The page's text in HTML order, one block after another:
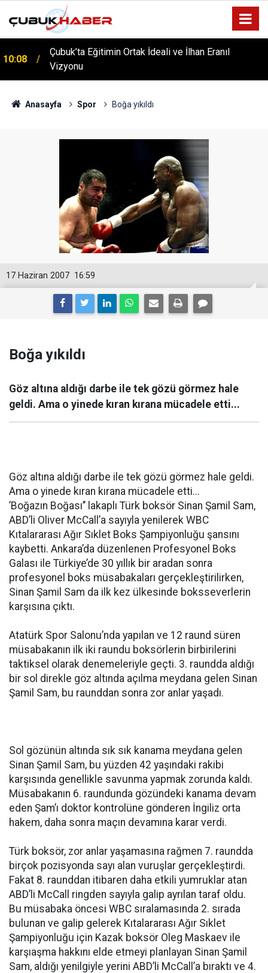
10:08
Çubuk’ta Eğitimin Ortak İdeali ve İlhan Eranıl
12:06
ÇUBUK’TA ‘YAZA MERHABA’ COŞKUSU: Kursiyerler
Gönüllerince Eğlendi!
Anasayfa Spor Boğa yıkıldı
16:59
17 Haziran 2007
Boğa yıkıldı
Göz altına aldığı darbe ile tek gözü görmez hale
geldi. Ama o yinede kıran kırana mücadele etti...
Göz altına aldığı darbe ile tek gözü görmez hale geldi.
Ama o yinede kıran kırana mücadele etti...
’Boğazın Boğası’’ lakaplı Türk boksör Sinan Şamil Sam,
ABD’li Oliver McCall’a sayıyla yenilerek WBC
Kıtalararası Ağır Sıklet Boks Şampiyonluğu şansını
kaybetti. Ankara’da düzenlenen Profesyonel Boks
Galası ile Türkiye’de 30 yıllık bir aradan sonra
profesyonel boks müsabakaları gerçekleştirilirken,
Sinan Şamil Sam da ilk kez ülkesinde boksseverlerin
karşısına çıktı.
Atatürk Spor Salonu’nda yapılan ve 12 raund süren
müsabakanın ilk iki raundu boksörlerin birbirilerini
taktiksel olarak denemeleriyle geçti. 3. raundda aldığı
bir sol direkle göz altında açılma meydana gelen Sinan
Şamil Sam, bu raunddan sonra zor anlar yaşadı.
Sol gözünün altında sık sık kanama meydana gelen
Sinan Şamil Sam, bu yüzden 42 yaşındaki rakibi
karşısında genellikle savunma yapmak zorunda kaldı.
Müsabakanın 6. raundunda gözündeki kanama devam
eden Şam’ı doktor kontrolüne gönderen İngiliz orta
hakem, daha sonra maçın devamına karar verdi.
Türk boksör, zor anlar yaşamasına rağmen 7. raundda
birçok pozisyonda sayı alan vuruşlar gerçekleştirdi.
Fakat 8. raunddan itibaren daha etkili yumruklar atan
ABD’li McCall ringden sayıyla galip ayrılan taraf oldu.
Bu müsabaka öncesi WBC sıralamasında 2. sırada
bulunan ve galip gelerek Kıtalararası Ağır Sıklet
Şampiyonluğu için Kazak boksör Oleg Maskaev ile
karşıaşma hakkını elde etmeyi planlayan Sinan Şamil
Sam, aldığı yenilgiyle yerini ABD’li McCall’a bıraktı ve 4.